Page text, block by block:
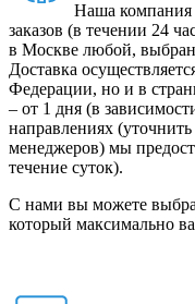
Наша компания
заказов (в течении 24
в Москве любой,
Доставка
Федерации, но и в
– от 1 дня (в
направлениях
менеджеров) мы
течение суток).
С нами вы можете
который максимально